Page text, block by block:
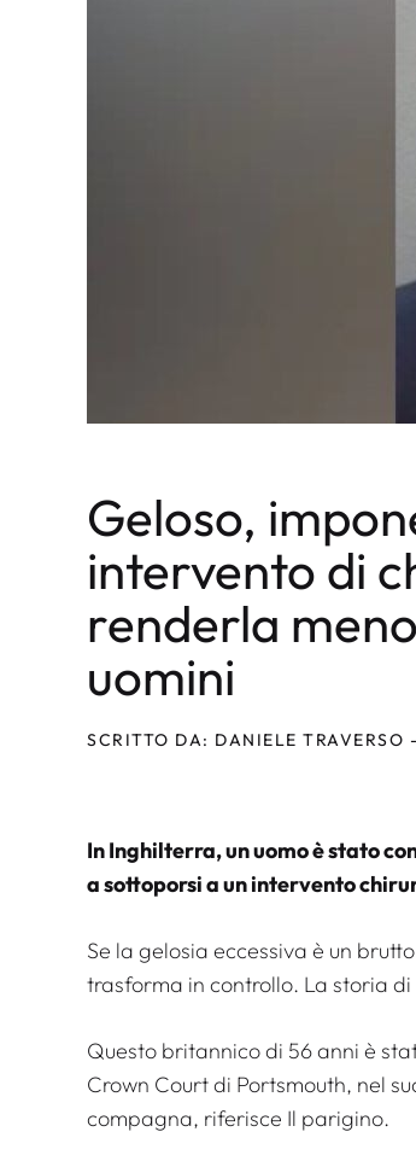
Geloso,
intervento di
renderla
uomini
SCRITTO DA: DANIELE
In Inghilterra, un uomo è stato
a sottoporsi a un intervento
Se la gelosia eccessiva è un
trasforma in controllo. La storia
Questo britannico di 56 anni è
Crown Court di Portsmouth, nel
compagna, riferisce Il parigino.